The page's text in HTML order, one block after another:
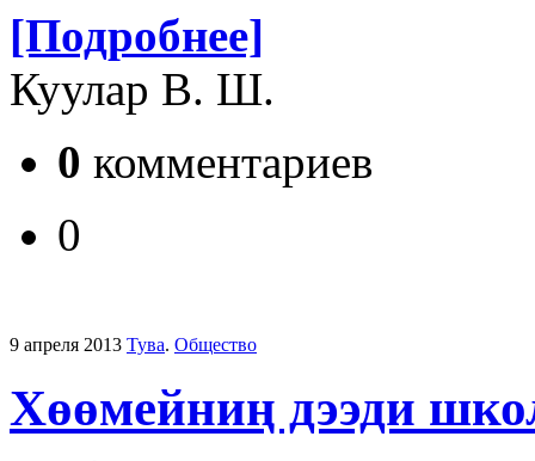
[Подробнее]
Куулар В. Ш.
0 комментариев
0
9 апреля 2013 Тува. Общество
Хөөмейниң дээди